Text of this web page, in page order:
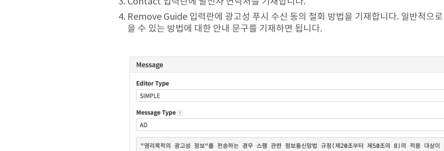
Remove Guide 입력란에 광고성 푸시 수신 동의 철회 방법을 기재합니다. 일반적으
을 수 있는 방법에 대한 안내 문구를 기재하면 됩니다.